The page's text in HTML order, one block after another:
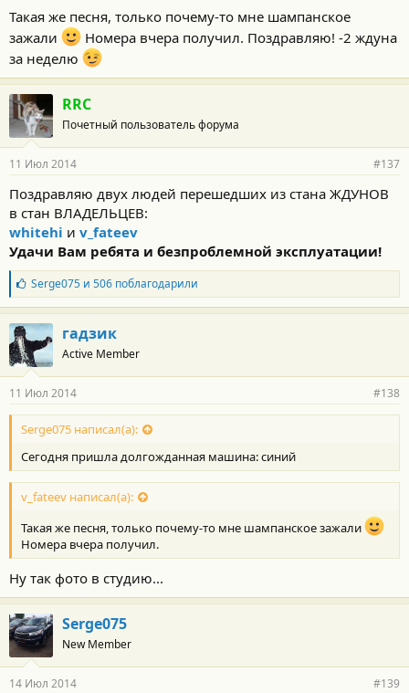
Такая же песня, только почему-то мне шампанское
зажали
Номера вчера получил. Поздравляю! -2 ждуна
за неделю
RRC
Почетный пользователь форума
11 Июл 2014 #137
Поздравляю двух людей перешедших из стана ЖДУНОВ
в стан ВЛАДЕЛЬЦЕВ:
whitehi и v_fateev
Удачи Вам ребята и безпроблемной эксплуатации!
Б
л
а
г
о
д
а
н
о
с
и
:
Serge075и 506поблагодарили
гадзик
Active Member
11 Июл 2014 #138
Serge075 написал(а):
Сегодня пришла долгожданная машина: синий
v_fateev написал(а):
Такая же песня, только почему-то мне шампанское зажали
Номера вчера получил.
Ну так фото в студию...
Serge075
New Member
14 Июл 2014 #139